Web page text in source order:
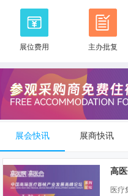
展位费用 主办批复
展会快讯 展商快讯
医疗